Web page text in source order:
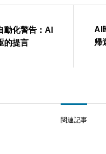
動化警告：AI
的提言
AI
帰
関連記事